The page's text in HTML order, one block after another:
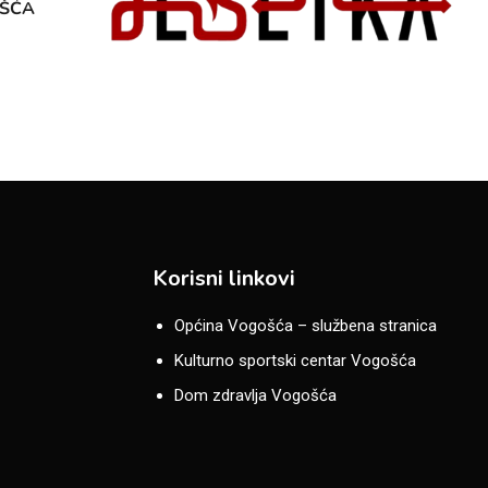
Korisni linkovi
Općina Vogošća – službena stranica
Kulturno sportski centar Vogošća
Dom zdravlja Vogošća